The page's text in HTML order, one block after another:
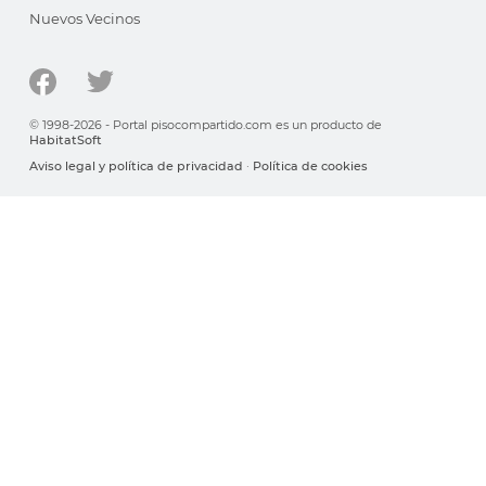
Nuevos Vecinos
© 1998-2026 - Portal pisocompartido.com es un producto de
HabitatSoft
Aviso legal y política de privacidad · Política de cookies